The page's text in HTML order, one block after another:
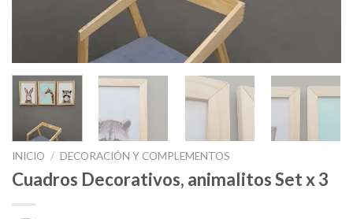
INICIO / DECORACIÓN Y COMPLEMENTOS
Cuadros Decorativos, animalitos Set x 3